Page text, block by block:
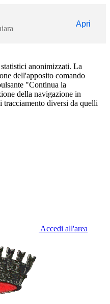
Apri
anonimizzati. La
dell'apposito comando
"Continua la
della navigazione in
tracciamento diversi da quelli
Accedi all'area